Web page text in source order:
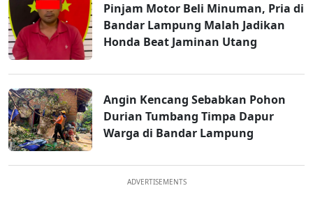
Pinjam Motor Beli Minuman, Pria di
Bandar Lampung Malah Jadikan
Honda Beat Jaminan Utang
Angin Kencang Sebabkan Pohon
Durian Tumbang Timpa Dapur
Warga di Bandar Lampung
ADVERTISEMENTS